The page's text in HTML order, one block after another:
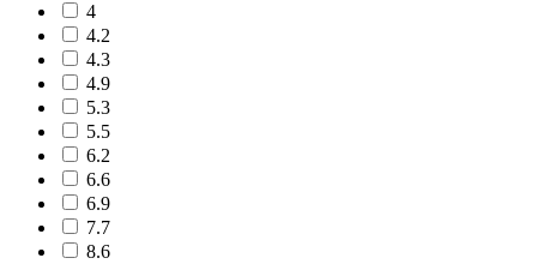
4
4.2
4.3
4.9
5.3
5.5
6.2
6.6
6.9
7.7
8.6